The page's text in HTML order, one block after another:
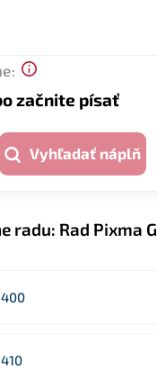
začnite písať
Vyhľadať náplň
radu: Rad Pixma G